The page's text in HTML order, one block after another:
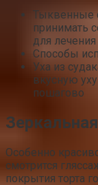
Тыквенные
принимать
для
Способы
Уха из
вкусную
пошагово
Зеркальная­
Особенно
смотрится
покрытия торта